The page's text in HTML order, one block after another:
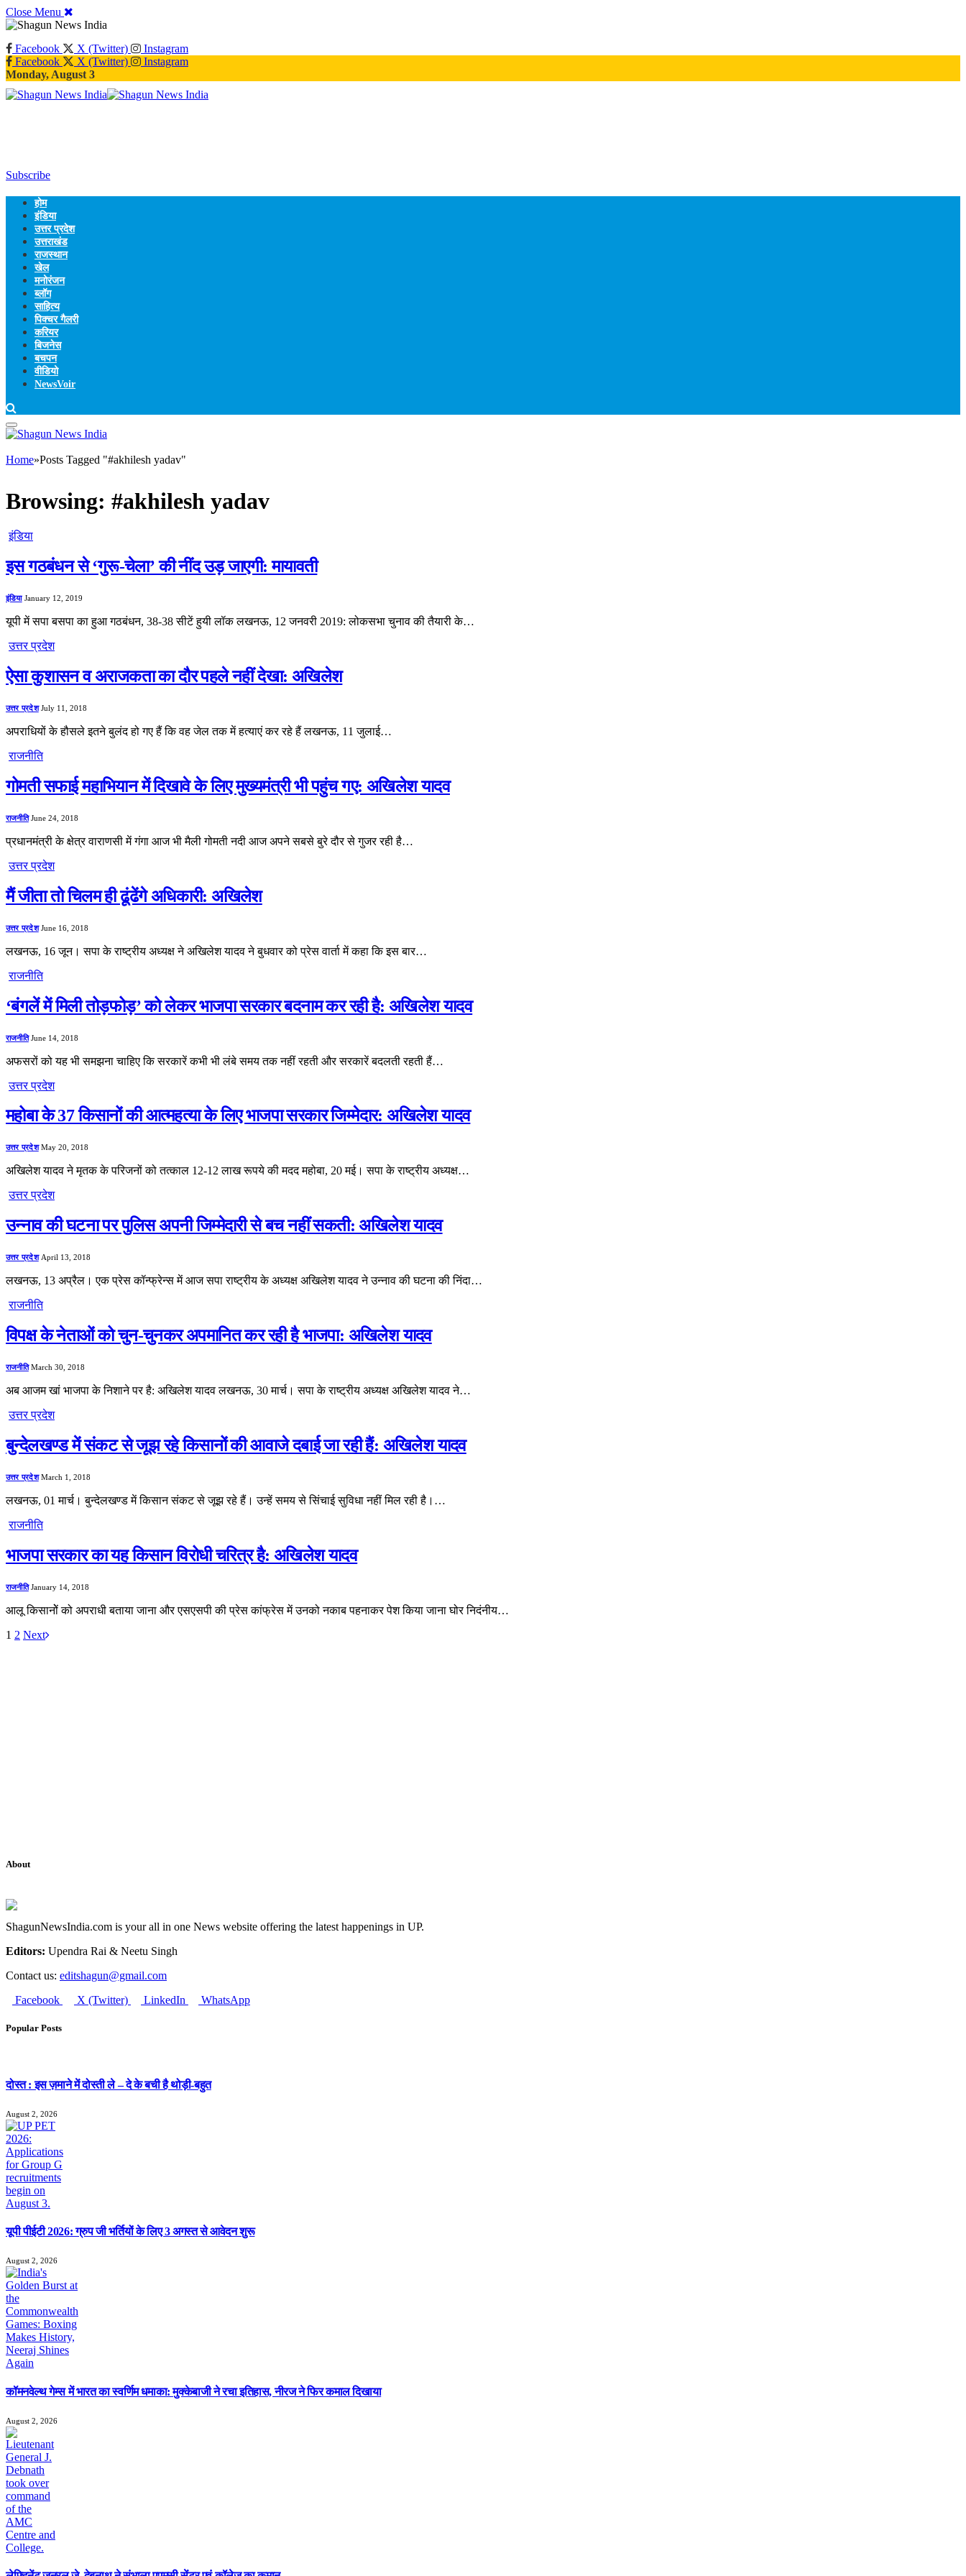
Close Menu
Facebook X (Twitter)
Instagram
Facebook
X (Twitter)
Instagram
Monday, August 3
Subscribe
होम
इंडिया
उत्तर प्रदेश
उत्तराखंड
राजस्थान
खेल
मनोरंजन
ब्लॉग
साहित्य
पिक्चर गैलरी
करियर
बिजनेस
बचपन
वीडियो
NewsVoir
Home»Posts Tagged "#akhilesh yadav"
Browsing: #akhilesh yadav
इंडिया
इस गठबंधन से ‘गुरू-चेला’ की नींद उड़ जाएगी: मायावती
इंडिया January 12, 2019
यूपी में सपा बसपा का हुआ गठबंधन, 38-38 सीटें हुयी लॉक लखनऊ, 12 जनवरी 2019: लोकसभा चुनाव की तैयारी के…
उत्तर प्रदेश
ऐसा कुशासन व अराजकता का दौर पहले नहीं देखा: अखिलेश
उत्तर प्रदेश July 11, 2018
अपराधियों के हौसले इतने बुलंद हो गए हैं कि वह जेल तक में हत्याएं कर रहे हैं लखनऊ, 11 जुलाई…
राजनीति
गोमती सफाई महाभियान में दिखावे के लिए मुख्यमंत्री भी पहुंच गए: अखिलेश यादव
राजनीति June 24, 2018
प्रधानमंत्री के क्षेत्र वाराणसी में गंगा आज भी मैली गोमती नदी आज अपने सबसे बुरे दौर से गुजर रही है…
उत्तर प्रदेश
मैं जीता तो चिलम ही ढूंढेंगे अधिकारी: अखिलेश
उत्तर प्रदेश June 16, 2018
लखनऊ, 16 जून। सपा के राष्ट्रीय अध्यक्ष ने अखिलेश यादव ने बुधवार को प्रेस वार्ता में कहा कि इस बार…
राजनीति
‘बंगलें में मिली तोड़फोड़’ को लेकर भाजपा सरकार बदनाम कर रही है: अखिलेश यादव
राजनीति June 14, 2018
अफसरों को यह भी समझना चाहिए कि सरकारें कभी भी लंबे समय तक नहीं रहती और सरकारें बदलती रहती हैं…
उत्तर प्रदेश
महोबा के 37 किसानों की आत्महत्या के लिए भाजपा सरकार जिम्मेदार: अखिलेश यादव
उत्तर प्रदेश May 20, 2018
अखिलेश यादव ने मृतक के परिजनों को तत्काल 12-12 लाख रूपये की मदद महोबा, 20 मई। सपा के राष्ट्रीय अध्यक्ष…
उत्तर प्रदेश
उन्नाव की घटना पर पुलिस अपनी जिम्मेदारी से बच नहीं सकती: अखिलेश यादव
उत्तर प्रदेश April 13, 2018
लखनऊ, 13 अप्रैल। एक प्रेस कॉन्फ्रेन्स में आज सपा राष्ट्रीय के अध्यक्ष अखिलेश यादव ने उन्नाव की घटना की निंदा…
राजनीति
विपक्ष के नेताओं को चुन-चुनकर अपमानित कर रही है भाजपा: अखिलेश यादव
राजनीति March 30, 2018
अब आजम खां भाजपा के निशाने पर है: अखिलेश यादव लखनऊ, 30 मार्च। सपा के राष्ट्रीय अध्यक्ष अखिलेश यादव ने…
उत्तर प्रदेश
बुन्देलखण्ड में संकट से जूझ रहे किसानों की आवाजे दबाई जा रही हैं: अखिलेश यादव
उत्तर प्रदेश March 1, 2018
लखनऊ, 01 मार्च। बुन्देलखण्ड में किसान संकट से जूझ रहे हैं। उन्हें समय से सिंचाई सुविधा नहीं मिल रही है।…
राजनीति
भाजपा सरकार का यह किसान विरोधी चरित्र है: अखिलेश यादव
राजनीति January 14, 2018
आलू किसानोें को अपराधी बताया जाना और एसएसपी की प्रेस कांफ्रेस में उनको नकाब पहनाकर पेश किया जाना घोर निदंनीय…
1 2 Next
About
ShagunNewsIndia.com is your all in one News website offering the latest happenings in UP.
Editors: Upendra Rai & Neetu Singh
Contact us: editshagun@gmail.com
Facebook
X (Twitter) LinkedIn WhatsApp
Popular Posts
दोस्त : इस ज़माने में दोस्ती ले – दे के बची है थोड़ी-बहुत
August 2, 2026
यूपी पीईटी 2026: ग्रुप जी भर्तियों के लिए 3 अगस्त से आवेदन शुरू
August 2, 2026
कॉमनवेल्थ गेम्स में भारत का स्वर्णिम धमाका: मुक्केबाजी ने रचा इतिहास, नीरज ने फिर कमाल दिखाया
August 2, 2026